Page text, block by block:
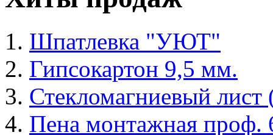
Шпатлевка "УЮТ"
Гипсокартон 9,5 мм.
Стекломагниевый
Пена монтажная проф.